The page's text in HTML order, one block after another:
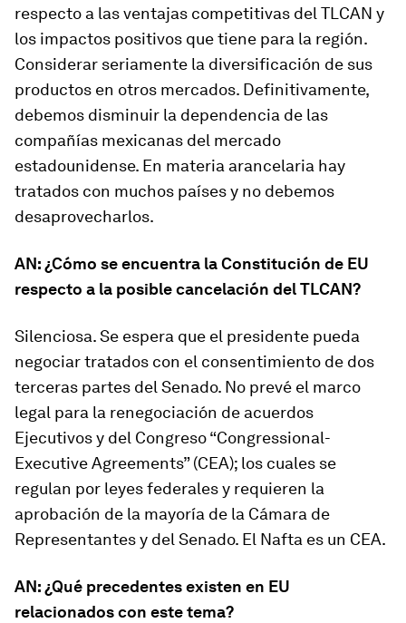
respecto a las ventajas competitivas del TLCAN y
los impactos positivos que tiene para la región.
Considerar seriamente la diversificación de sus
productos en otros mercados. Definitivamente,
debemos disminuir la dependencia de las
compañías mexicanas del mercado
estadounidense. En materia arancelaria hay
tratados con muchos países y no debemos
desaprovecharlos.
AN: ¿Cómo se encuentra la Constitución de EU
respecto a la posible cancelación del TLCAN?
Silenciosa. Se espera que el presidente pueda
negociar tratados con el consentimiento de dos
terceras partes del Senado. No prevé el marco
legal para la renegociación de acuerdos
Ejecutivos y del Congreso “Congressional-
Executive Agreements” (CEA); los cuales se
regulan por leyes federales y requieren la
aprobación de la mayoría de la Cámara de
Representantes y del Senado. El Nafta es un CEA.
AN: ¿Qué precedentes existen en EU
relacionados con este tema?